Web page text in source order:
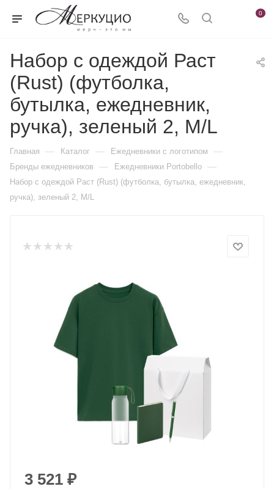
0
Набор с одеждой Раст
(Rust) (футболка,
бутылка, ежедневник,
ручка), зеленый 2, M/L
Главная — Каталог — Ежедневники c логотипом —
Бренды ежедневников — Ежедневники Portobello —
Набор с одеждой Раст (Rust) (футболка, бутылка, ежедневник,
ручка), зеленый 2, M/L
3 521 ₽